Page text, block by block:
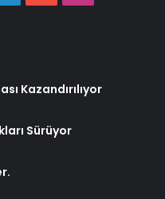
Kazandırılıyor
Sürüyor